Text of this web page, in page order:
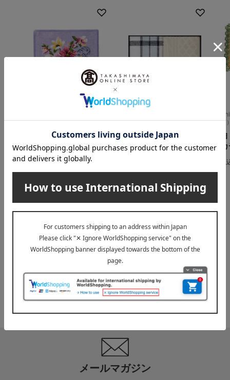
ポージー タオルハン
カチ（パープル）
税込 2,750 円
ルフ ローレン ホーム）
〈ラルフ ローレン
ホーム〉タオルセット
店
税
INFORMATION
2026年07月29日
お届け遅延のお知らせ
2025年10月03日
ご案内 『お届け先のご住所』ご確認のお願い
メールマガジン